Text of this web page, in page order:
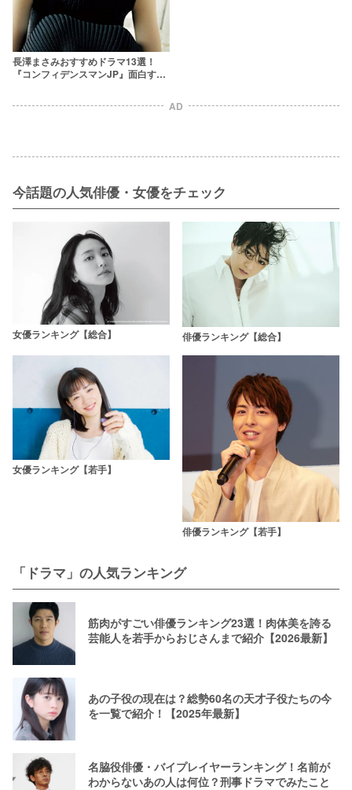
長澤まさみおすすめドラマ13選！
『コンフィデンスマンJP』面白す
AD
今話題の人気俳優・女優をチェック
女優ランキング【総合】 俳優ランキング【総合】
女優ランキング【若手】
俳優ランキング【若手】
「ドラマ」の人気ランキング
筋肉がすごい俳優ランキング23選！肉体美を誇る
芸能人を若手からおじさんまで紹介【2026最新】
あの子役の現在は？総勢60名の天才子役たちの今
を一覧で紹介！【2025年最新】
名脇役俳優・バイプレイヤーランキング！名前が
わからないあの人は何位？刑事ドラマでみたこと